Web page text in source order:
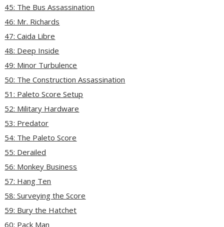
45: The Bus Assassination
46: Mr. Richards
47: Caida Libre
48: Deep Inside
49: Minor Turbulence
50: The Construction Assassination
51: Paleto Score Setup
52: Military Hardware
53: Predator
54: The Paleto Score
55: Derailed
56: Monkey Business
57: Hang Ten
58: Surveying the Score
59: Bury the Hatchet
60: Pack Man